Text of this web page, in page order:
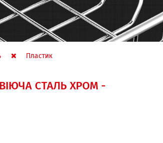
Пластик
СТАЛЬ ХРОМ -